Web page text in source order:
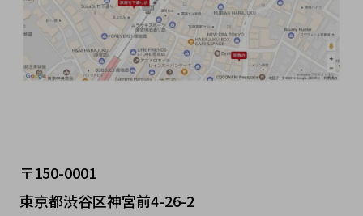
〒150-0001
東京都渋谷区神宮前4-26-2